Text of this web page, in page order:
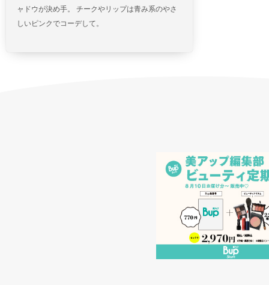
ャドウが決め手。 チークやリップは青み系のやさ
しいピンクでコーデして。